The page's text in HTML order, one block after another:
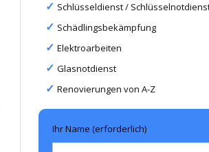
Schlüsseldienst /
Schädlingsbekämpfung
Elektroarbeiten
Glasnotdienst
Renovierungen von A-Z
Ihr Name (erforderlich)